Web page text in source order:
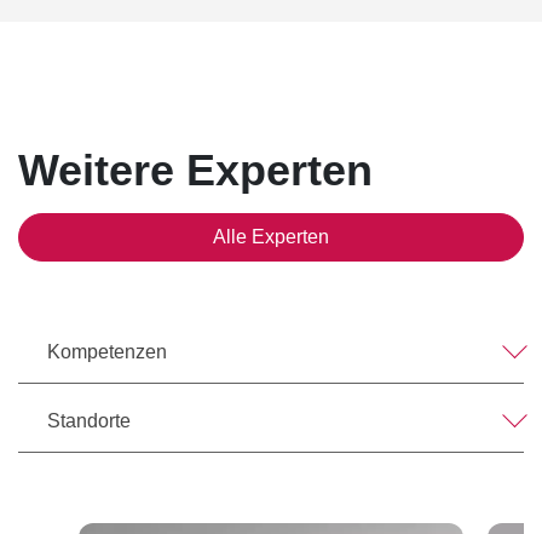
Weitere Experten
Alle Experten
Kompetenzen
Standorte